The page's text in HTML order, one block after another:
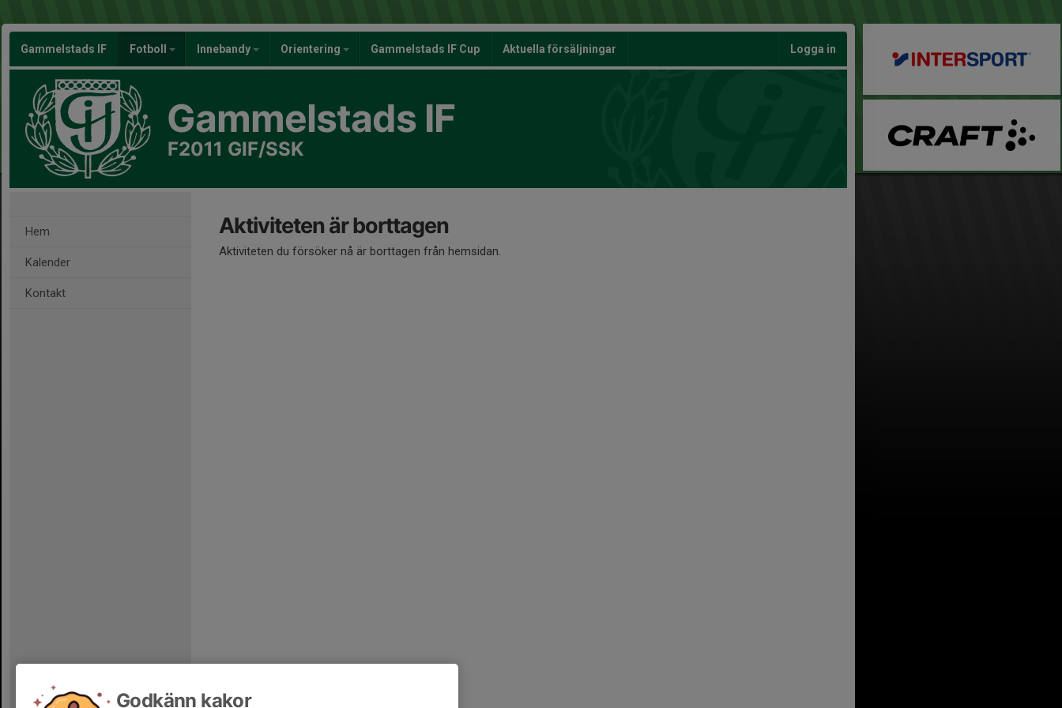
Gammelstads IF Fotboll Innebandy Orientering Gammelstads IF Cup Aktuella försäljningar Logga in
Gammelstads IF
F2011 GIF/SSK
Hem
Kalender
Kontakt
Aktiviteten är borttagen
Aktiviteten du försöker nå är borttagen från hemsidan.
Godkänn kakor